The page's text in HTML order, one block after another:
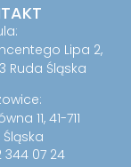
Lipa 2,
Ruda Śląska
11, 41-711
344 07 24